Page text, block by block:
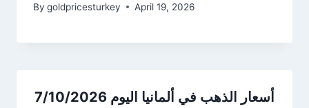
By goldpricesturkey April 19, 2026
أسعار الذهب في ألمانيا اليوم 7/10/2026